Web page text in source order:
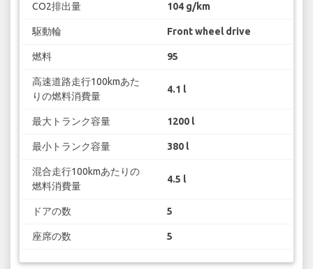
CO2排出量 104 g/km
駆動輪 Front wheel drive
燃料 95
高速道路走行100kmあた
りの燃料消費量
4.1 l
最大トランク容量 1200 l
最小トランク容量 380 l
混合走行100kmあたりの
燃料消費量
4.5 l
ドアの数 5
座席の数 5